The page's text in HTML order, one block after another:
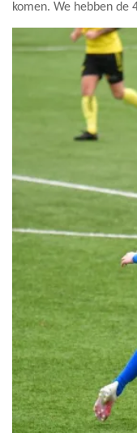
komen. We hebben de